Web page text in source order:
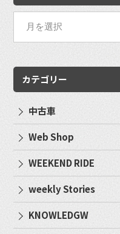
カテゴリー
中古車
Web Shop
WEEKEND RIDE
weekly Stories
KNOWLEDGW